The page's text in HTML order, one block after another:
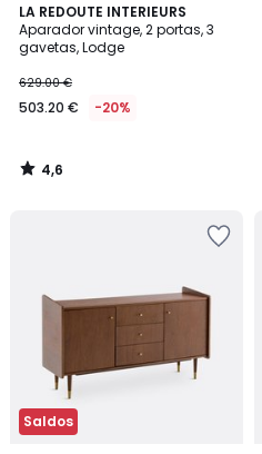
LA REDOUTE INTERIEURS
Aparador vintage, 2 portas, 3
gavetas, Lodge
€
em
de
629.00
aplicado.
629.00 €
503.20 € -20%
4,6
/ 5
4,6
/
Saldos